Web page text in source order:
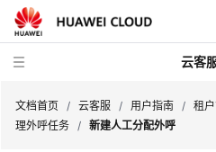
云客
文档首页 / 云客服 / 用户指南 / 租
理外呼任务 / 新建人工分配外呼